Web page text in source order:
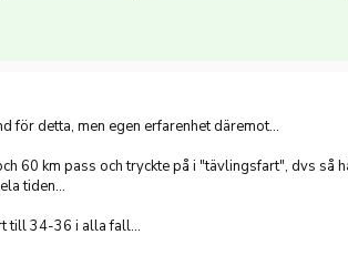
för detta, men egen erfarenhet däremot...
60 km pass och tryckte på i "tävlingsfart", dvs så
tiden...
till 34-36 i alla fall...